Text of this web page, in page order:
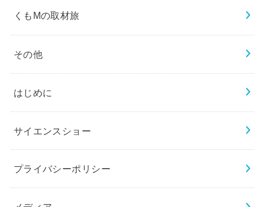
くもMの取材旅
その他
はじめに
サイエンスショー
プライバシーポリシー